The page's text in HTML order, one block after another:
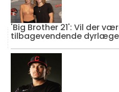
'Big Brother 21': Vil der
tilbagevendende